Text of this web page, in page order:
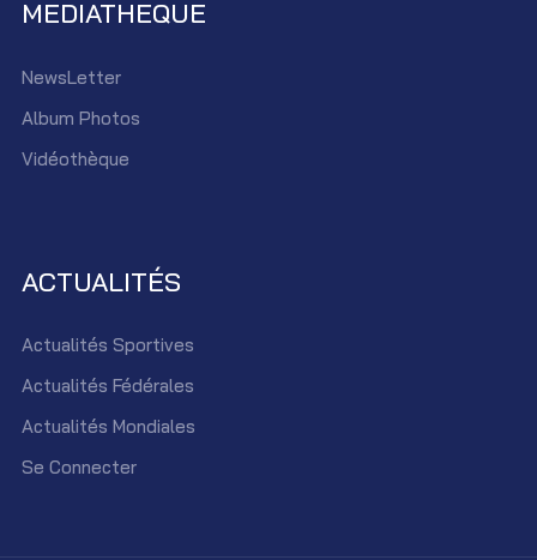
MEDIATHEQUE
NewsLetter
Album Photos
Vidéothèque
ACTUALITÉS
Actualités Sportives
Actualités Fédérales
Actualités Mondiales
Se Connecter